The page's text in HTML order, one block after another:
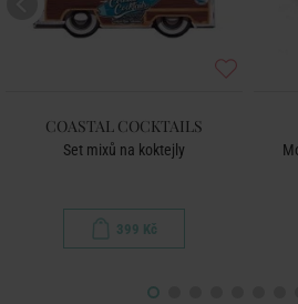
COASTAL COCKTAILS
Set mixů na koktejly
399 Kč